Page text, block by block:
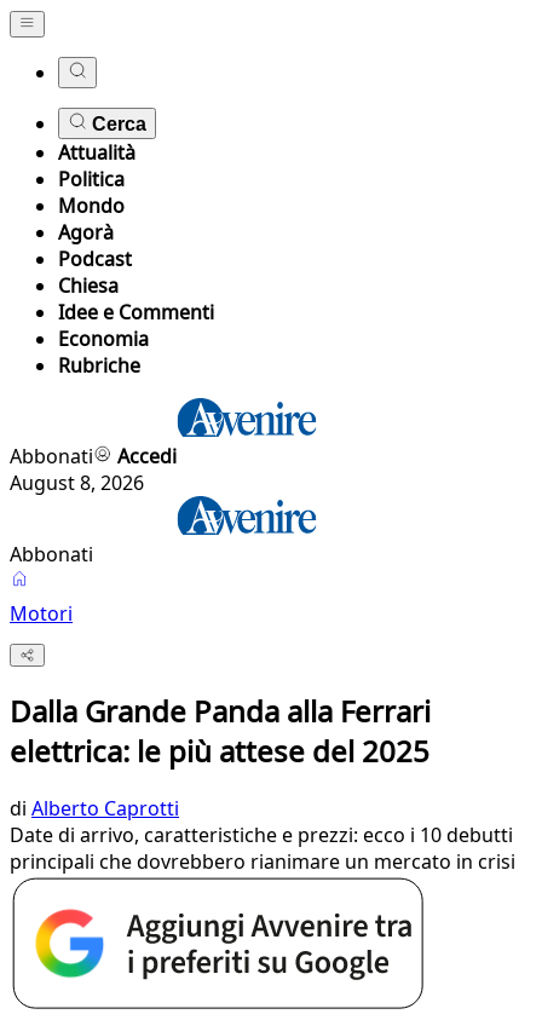
Cerca
Attualità
Politica
Mondo
Agorà
Podcast
Chiesa
Idee e Commenti
Economia
Rubriche
Abbonati
Accedi
August 8, 2026
Abbonati
Motori
Dalla Grande Panda alla Ferrari
elettrica: le più attese del 2025
di Alberto Caprotti
Date di arrivo, caratteristiche e prezzi: ecco i 10 debutti
principali che dovrebbero rianimare un mercato in crisi